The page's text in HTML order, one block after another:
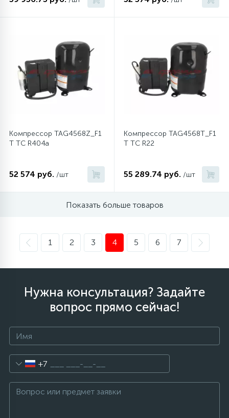
Компрессор TAG4568Z_F1
T TC R404a
52 574 руб. /шт
Компрессор TAG4568T_F1
T TC R22
55 289.74 руб. /шт
Показать больше товаров
1 2 3 4 5 6 7
Нужна консультация? Задайте
вопрос прямо сейчас!
+7